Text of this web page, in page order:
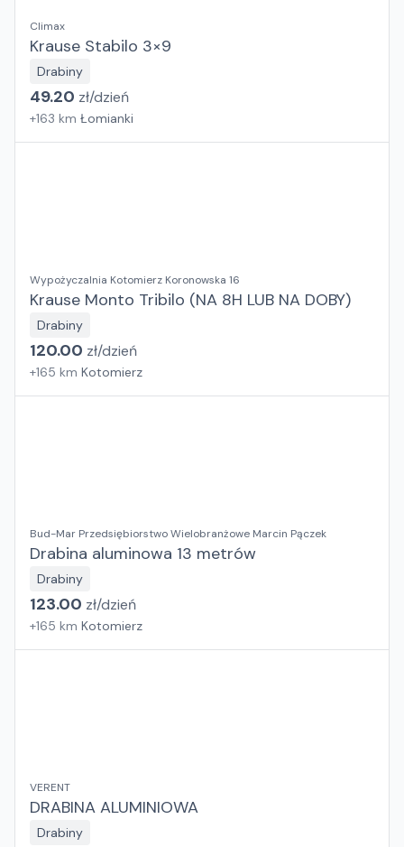
Climax
Krause Stabilo 3×9
Drabiny
49.20 zł/dzień
+163 km Łomianki
Wypożyczalnia Kotomierz Koronowska 16
Krause Monto Tribilo (NA 8H LUB NA DOBY)
Drabiny
120.00 zł/dzień
+165 km Kotomierz
Bud-Mar Przedsiębiorstwo Wielobranżowe Marcin Pączek
Drabina aluminowa 13 metrów
Drabiny
123.00 zł/dzień
+165 km Kotomierz
VERENT
DRABINA ALUMINIOWA
Drabiny